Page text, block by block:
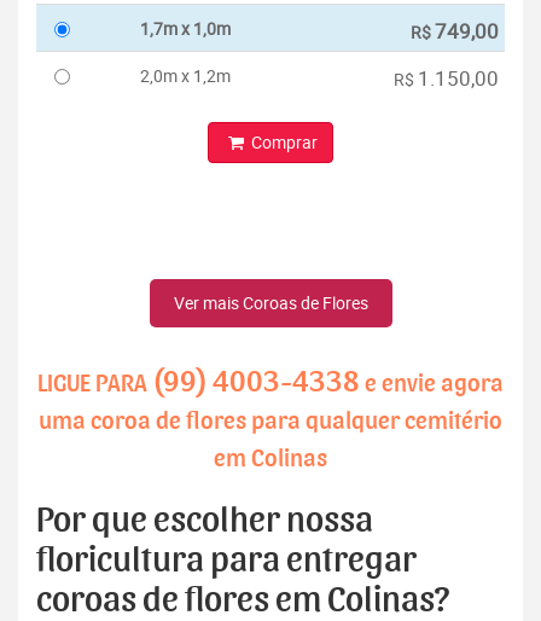
1,7m x 1,0m R$749,00
2,0m x 1,2m R$ 1.150,00
Comprar
Ver mais Coroas de Flores
LIGUE PARA (99) 4003-4338 e envie agora
uma coroa de flores para qualquer cemitério
em Colinas
Por que escolher nossa
floricultura para entregar
coroas de flores em Colinas?